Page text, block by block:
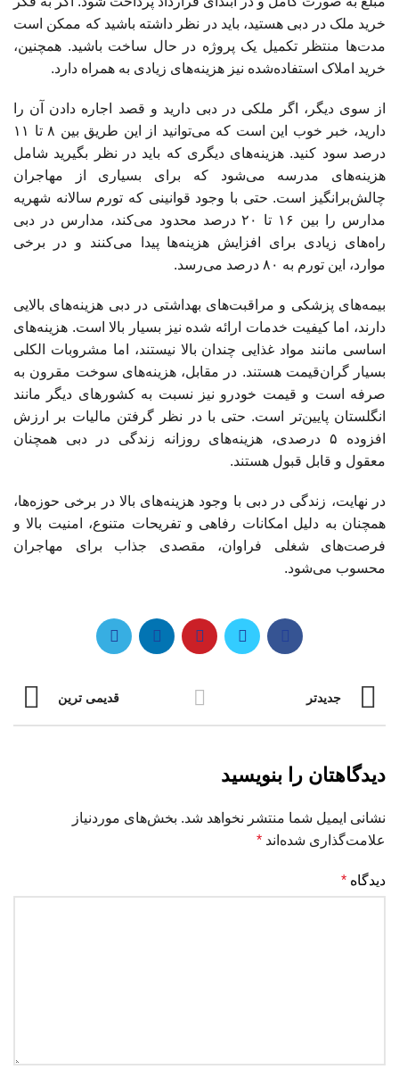
خرید ملک در دبی هستید، باید در نظر داشته باشید که ممکن است
مدت‌ها منتظر تکمیل یک پروژه در حال ساخت باشید. همچنین،
خرید املاک استفاده‌شده نیز هزینه‌های زیادی به همراه دارد.
از سوی دیگر، اگر ملکی در دبی دارید و قصد اجاره دادن آن را
دارید، خبر خوب این است که می‌توانید از این طریق بین ۸ تا ۱۱
درصد سود کنید. هزینه‌های دیگری که باید در نظر بگیرید شامل
هزینه‌های مدرسه می‌شود که برای بسیاری از مهاجران
چالش‌برانگیز است. حتی با وجود قوانینی که تورم سالانه شهریه
مدارس را بین ۱۶ تا ۲۰ درصد محدود می‌کند، مدارس در دبی
راه‌های زیادی برای افزایش هزینه‌ها پیدا می‌کنند و در برخی
موارد، این تورم به ۸۰ درصد می‌رسد.
بیمه‌های پزشکی و مراقبت‌های بهداشتی در دبی هزینه‌های بالایی
دارند، اما کیفیت خدمات ارائه شده نیز بسیار بالا است. هزینه‌های
اساسی مانند مواد غذایی چندان بالا نیستند، اما مشروبات الکلی
بسیار گران‌قیمت هستند. در مقابل، هزینه‌های سوخت مقرون به
صرفه است و قیمت خودرو نیز نسبت به کشورهای دیگر مانند
انگلستان پایین‌تر است. حتی با در نظر گرفتن مالیات بر ارزش
افزوده ۵ درصدی، هزینه‌های روزانه زندگی در دبی همچنان
معقول و قابل قبول هستند.
در نهایت، زندگی در دبی با وجود هزینه‌های بالا در برخی حوزه‌ها،
همچنان به دلیل امکانات رفاهی و تفریحات متنوع، امنیت بالا و
فرصت‌های شغلی فراوان، مقصدی جذاب برای مهاجران
محسوب می‌شود.
جدیدتر قدیمی ترین
دیدگاهتان را بنویسید
نشانی ایمیل شما منتشر نخواهد شد. بخش‌های موردنیاز
علامت‌گذاری شده‌اند *
دیدگاه *